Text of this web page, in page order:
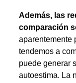
Además, las
comparación
aparentemente
tendemos a
puede generar
autoestima. La